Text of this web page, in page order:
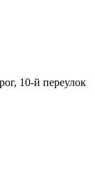
10-й переулок